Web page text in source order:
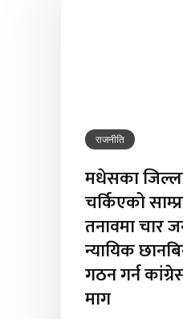
राजनीति
मधेसका
चर्किएको
तनावमा चार
न्यायिक
गठन गर्न
माग